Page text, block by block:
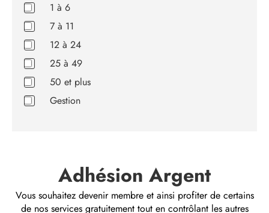
SeecliQ
Contactez-
nous
1 à 6
7 à 11
12 à 24
25 à 49
50 et plus
Gestion
Adhésion Argent
Vous souhaitez devenir membre et ainsi profiter de certains
de nos services gratuitement tout en contrôlant les autres